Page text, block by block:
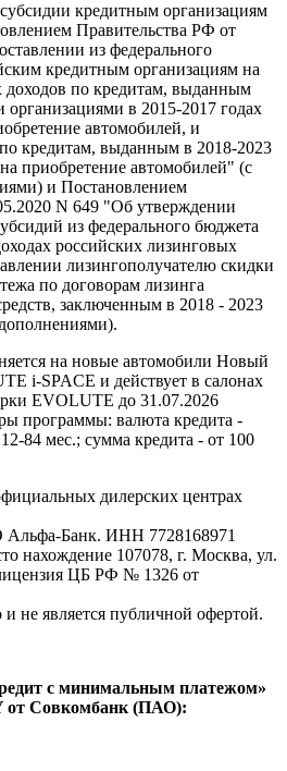
кредитным организациям
Правительства РФ от
из федерального
кредитным организациям на
по кредитам, выданным
в 2015-2017 годах
автомобилей, и
кредитам, выданным в 2018-2023
приобретение автомобилей" (с
и Постановлением
N 649 "Об утверждении
из федерального бюджета
российских лизинговых
лизингополучателю скидки
по договорам лизинга
заключенным в 2018 - 2023
на новые автомобили Новый
i-SPACE и действует в салонах
EVOLUTE до 31.07.2026
программы: валюта кредита -
84 мес.; сумма кредита - от 100
дилерских центрах
Альфа-Банк. ИНН 7728168971
нахождение 107078, г. Москва, ул.
ЦБ РФ № 1326 от
не является публичной офертой.
с минимальным платежом»
от Совкомбанк (ПАО):